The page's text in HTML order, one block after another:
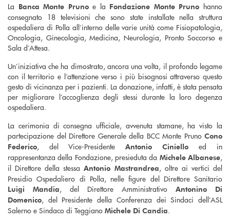
La Banca Monte Prunoe la Fondazione Monte Pruno hanno
consegnato 18 televisioni che sono state installate nella struttura
ospedaliera di Polla all’interno delle varie unità come Fisiopatologia,
Oncologia, Ginecologia, Medicina, Neurologia, Pronto Soccorso e
Sala d’Attesa.
Un’iniziativa che ha dimostrato, ancora una volta, il profondo legame
con il territorio e l’attenzione verso i più bisognosi attraverso questo
gesto di vicinanza per i pazienti. La donazione, infatti, è stata pensata
per migliorare l’accoglienza degli stessi durante la loro degenza
ospedaliera.
La cerimonia di consegna ufficiale, avvenuta stamane, ha visto la
partecipazione del Direttore Generale della BCC Monte Pruno Cono
Federico, del Vice-Presidente Antonio Ciniello ed in
rappresentanza della Fondazione, presieduta da Michele Albanese,
il Direttore della stessaAntonio Mastrandrea, oltre ai vertici del
Presidio Ospedaliero di Polla, nelle figure del Direttore Sanitario
Luigi Mandia, del Direttore Amministrativo Antonino Di
Domenico, del Presidente della Conferenza dei Sindaci dell’ASL
Salerno e Sindaco di Teggiano Michele Di Candia.